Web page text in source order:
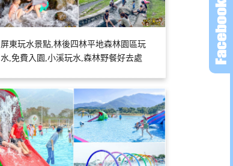
屏東玩水景點,林後四林平地森林園區玩
水,免費入園,小溪玩水,森林野餐好去處